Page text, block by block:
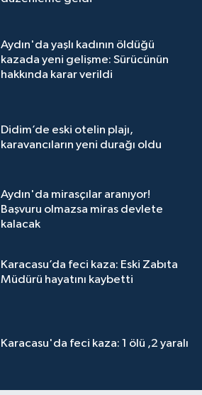
Aydın'da yaşlı kadının öldüğü
kazada yeni gelişme: Sürücünün
hakkında karar verildi
Didim’de eski otelin plajı,
karavancıların yeni durağı oldu
Aydın'da mirasçılar aranıyor!
Başvuru olmazsa miras devlete
kalacak
Karacasu’da feci kaza: Eski Zabıta
Müdürü hayatını kaybetti
Karacasu'da feci kaza: 1 ölü ,2 yaralı